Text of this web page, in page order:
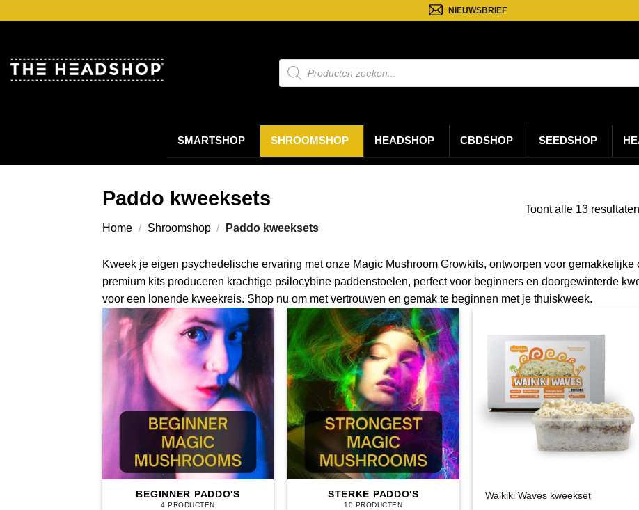
NIEUWSBRIEF
Producten
zoeken
SMARTSHOP SHROOMSHOP HEADSHOP CBDSHOP SEEDSHOP
Paddo kweeksets
Home / Shroomshop / Paddo kweeksets
Toont alle 13 resultaten
Kweek je eigen psychedelische ervaring met onze Magic Mushroom Growkits, ontworpen voor
premium kits produceren krachtige psilocybine paddenstoelen, perfect voor beginners en doorgewinterde
voor een lonende kweekreis. Shop nu om met vertrouwen en gemak te beginnen met je thuiskweek.
BEGINNER PADDO'S
4 PRODUCTEN
STERKE PADDO'S
10 PRODUCTEN
Waikiki Waves kweekset